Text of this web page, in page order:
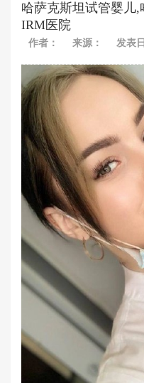
哈萨克斯坦试管婴儿
IRM医院
作者： 来源： 发表